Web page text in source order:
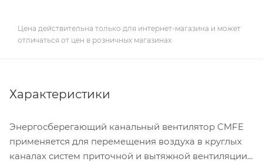
Цена действительна только для интернет-магазина и может
отличаться от цен в розничных магазинах
Характеристики
Энергосберегающий канальный вентилятор CMFE
применяется для перемещения воздуха в круглых
каналах систем приточной и вытяжной вентиляции